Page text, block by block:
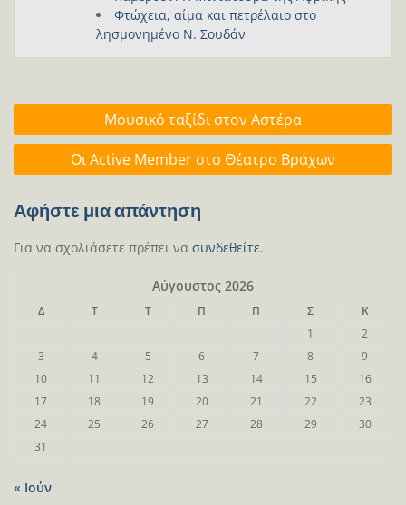
Φτώχεια, αίμα και πετρέλαιο στο
λησμονημένο Ν. Σουδάν
Πλοήγηση
άρθρων
Μουσικό ταξίδι στον Αστέρα
Οι Active Member στο Θέατρο Βράχων
Αφήστε μια απάντηση
Για να σχολιάσετε πρέπει να συνδεθείτε.
Αύγουστος 2026
Δ Τ Τ Π Π Σ
Κ
1
2
3
4 5 6 7 8
9
10
11 12 13 14 15
16
17
18 19 20 21 22
23
24
25 26 27 28 29
30
31
« Ιούν